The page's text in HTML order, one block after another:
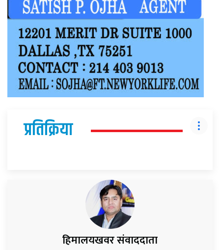
प्रतिक्रिया
हिमालयखवर संवाददाता